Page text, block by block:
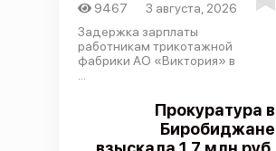
9467
3 августа, 2026
Задержка зарплаты
работникам трикотажной
фабрики АО «Виктория» в
Прокуратура в
Биробиджане